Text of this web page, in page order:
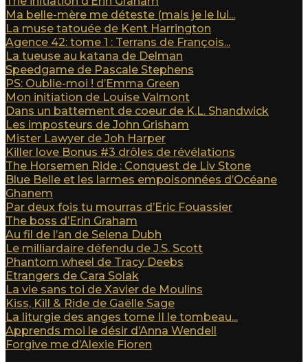
Ma belle-mère me déteste (mais je le lui...
La muse tatouée de Kent Harrington
Agence 42: tome 1 : Terrans de François...
La tueuse au katana de Delman
Speedgame de Pascale Stephens
PS: Oublie-moi ! d’Emma Green
Mon initiation de Louise Valmont
Dans un battement de coeur de K.L. Shandwick
Les imposteurs de John Grisham
Mister Lawyer de Joh Harper
Killer love Bonus #3 drôles de révélations
The Horsemen Ride : Conquest de Liv Stone
Blue Belle et les larmes empoisonnées d’Océane
Ghanem
Par deux fois tu mourras d’Eric Fouassier
The boss d’Erin Graham
Au fil de l’an de Selena Dubh
Le milliardaire défendu de J.S. Scott
Phantom wheel de Tracy Deebs
Etrangers de Cara Solak
La vie sans toi de Xavier de Moulins
Kiss, Kill & Ride de Gaëlle Sage
La liturgie des anges tome II le tombeau...
Apprends moi le désir d’Anna Wendell
Forgive me d’Alexie Fioren